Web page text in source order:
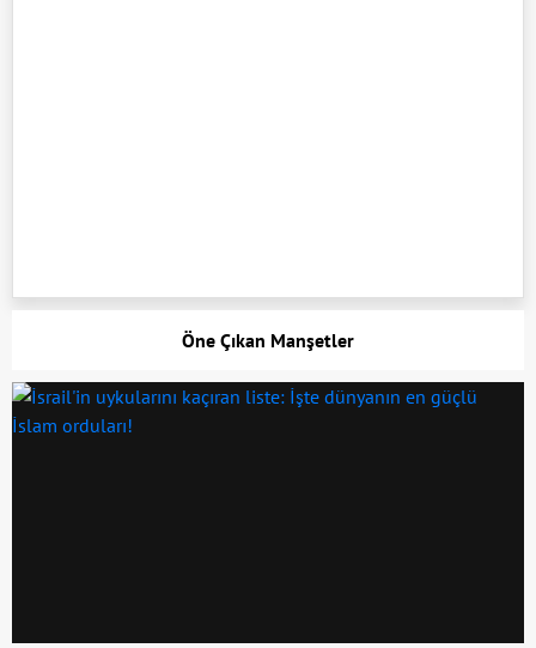
Öne Çıkan Manşetler